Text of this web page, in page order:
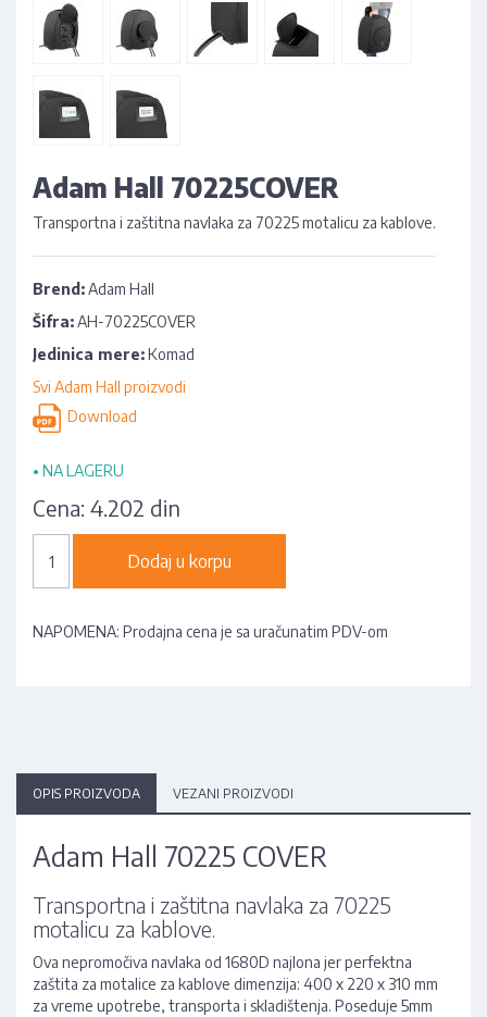
Adam Hall 70225COVER
Transportna i zaštitna navlaka za 70225 motalicu za kablove.
Brend:Adam Hall
Šifra:AH-70225COVER
Jedinica mere:Komad
Svi Adam Hall proizvodi
Download
• NA LAGERU
Cena: 4.202 din
Dodaj u korpu
NAPOMENA: Prodajna cena je sa uračunatim PDV-om
OPIS PROIZVODA VEZANI PROIZVODI
Adam Hall 70225 COVER
Transportna i zaštitna navlaka za 70225
motalicu za kablove.
Ova nepromočiva navlaka od 1680D najlona jer perfektna
zaštita za motalice za kablove dimenzija: 400 x 220 x 310 mm
za vreme upotrebe, transporta i skladištenja. Poseduje 5mm